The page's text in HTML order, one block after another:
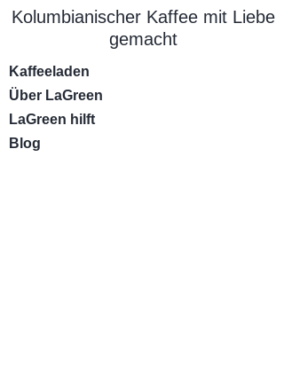
Kolumbianischer Kaffee mit Liebe
gemacht
Kaffeeladen
Über LaGreen
LaGreen hilft
Blog